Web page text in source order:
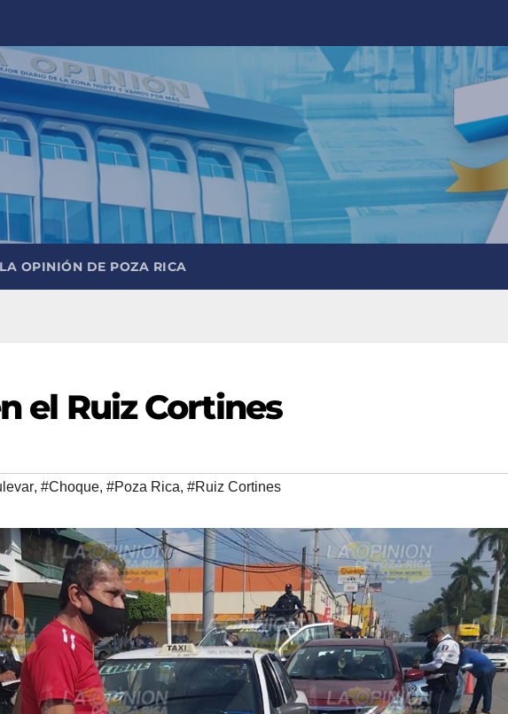
OPINIÓN DE POZA RICA
el Ruiz Cortines
, #Choque, #Poza Rica, #Ruiz Cortines